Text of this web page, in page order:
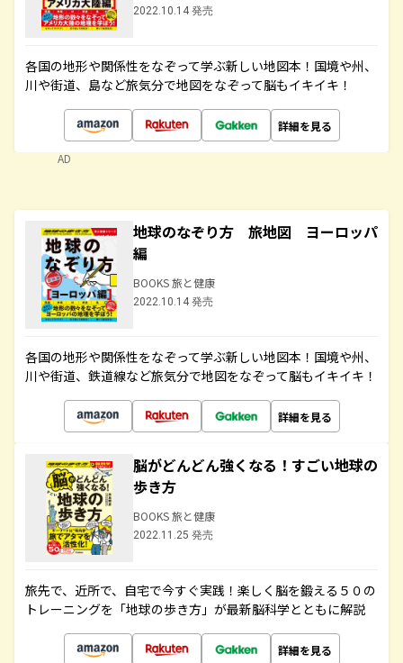
2022.10.14 発売
各国の地形や関係性をなぞって学ぶ新しい地図本！国境や州、
川や街道、島など旅気分で地図をなぞって脳もイキイキ！
詳細を見る
AD
地球のなぞり方 旅地図 ヨーロッパ
編
BOOKS 旅と健康
2022.10.14 発売
各国の地形や関係性をなぞって学ぶ新しい地図本！国境や州、
川や街道、鉄道線など旅気分で地図をなぞって脳もイキイキ！
詳細を見る
脳がどんどん強くなる！すごい地球の
歩き方
BOOKS 旅と健康
2022.11.25 発売
旅先で、近所で、自宅で今すぐ実践！楽しく脳を鍛える５０の
トレーニングを「地球の歩き方」が最新脳科学とともに解説
詳細を見る